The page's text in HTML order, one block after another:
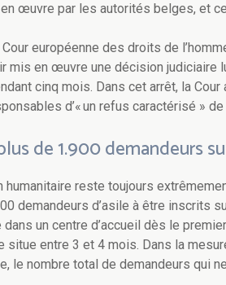
œuvre par les autorités belges, et
Cour européenne des droits de
mis en œuvre une décision judiciaire
cinq mois. Dans cet arrêt, la
d’« un refus caractérisé »
de 1.900 demandeurs
humanitaire reste toujours
demandeurs d’asile à être inscrits
dans un centre d’accueil dès le
situe entre 3 et 4 mois. Dans la
le nombre total de demandeurs qui